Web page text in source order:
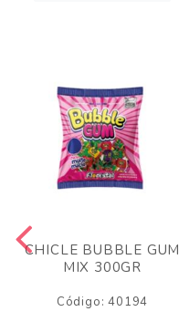
CHICLE BUBBLE GUM
MIX 300GR
Código: 40194